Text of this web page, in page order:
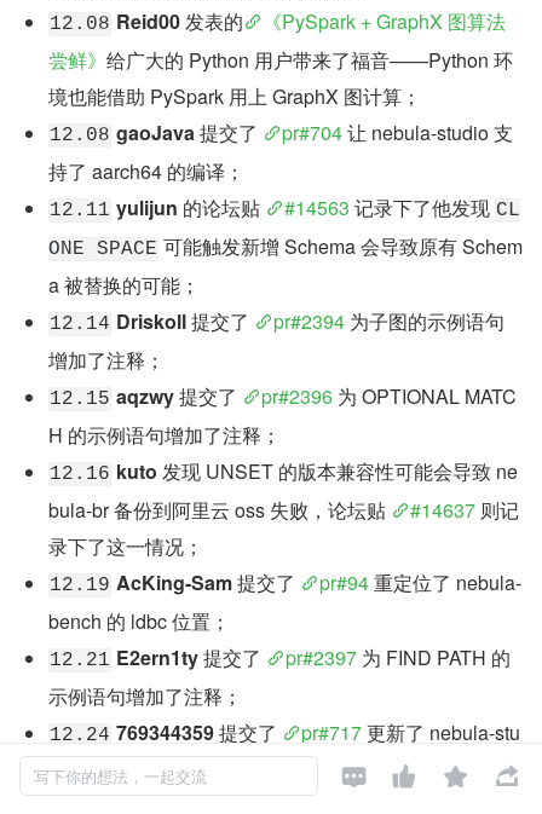
12.08 Reid00 发表的
《PySpark + GraphX 图算法
尝鲜》 给广大的 Python 用户带来了福音——Python 环
境也能借助 PySpark 用上 GraphX 图计算；
12.08 gaoJava 提交了 pr#704 让 nebula-studio 支
持了 aarch64 的编译；
12.11 yulijun 的论坛贴 #14563 记录下了他发现 CL
ONE SPACE 可能触发新增 Schema 会导致原有 Schem
a 被替换的可能；
12.14 Driskoll 提交了 pr#2394 为子图的示例语句
增加了注释；
12.15 aqzwy 提交了 pr#2396 为 OPTIONAL MATC
H 的示例语句增加了注释；
12.16 kuto 发现 UNSET 的版本兼容性可能会导致 ne
bula-br 备份到阿里云 oss 失败，论坛贴
#14637 则记
录下了这一情况；
12.19 AcKing-Sam 提交了 pr#94 重定位了 nebula-
bench 的 ldbc 位置；
12.21 E2ern1ty 提交了 pr#2397 为 FIND PATH 的
示例语句增加了注释；
12.24 769344359 提交了 pr#717 更新了 nebula-stu
dio 的安装示例；
写下你的想法，一起交流    